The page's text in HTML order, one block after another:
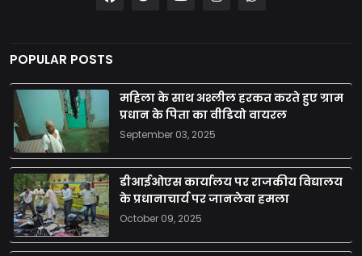
POPULAR POSTS
महिला के साथ अश्लील हरकत करते हुए ग्राम
प्रधान के पिता का वीडियो वायरल
September 03, 2025
डीआईओएस कार्यालय पर राजकीय विद्यालय
के प्रधानाचार्य पर जानलेवा हमला
October 09, 2025